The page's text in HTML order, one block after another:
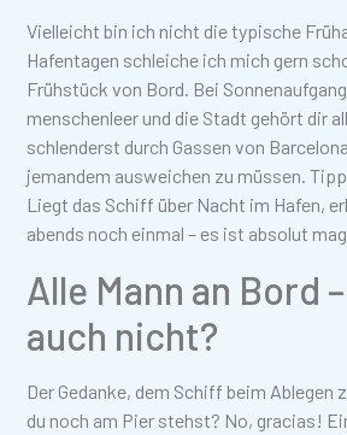
Vielleicht bin ich nicht die typische
Hafentagen schleiche ich mich gern
Frühstück von Bord. Bei
menschenleer und die Stadt gehört dir
schlenderst durch Gassen von
jemandem ausweichen zu müssen.
Liegt das Schiff über Nacht im Hafen,
abends noch einmal – es ist absolut
Alle Mann an Bord
auch nicht?
Der Gedanke, dem Schiff beim Ablegen
du noch am Pier stehst? No, gracias!